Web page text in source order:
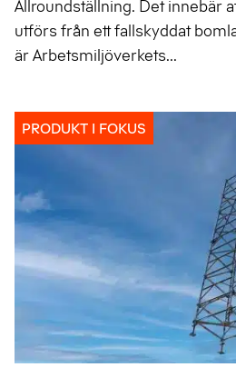
Allroundställning. Det innebär
utförs från ett fallskyddat
är Arbetsmiljöverkets...
PRODUKT I FOKUS